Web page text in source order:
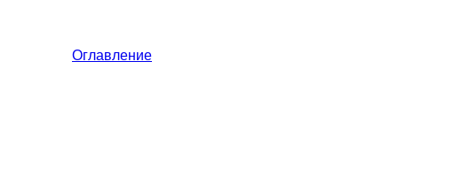
Оглавление